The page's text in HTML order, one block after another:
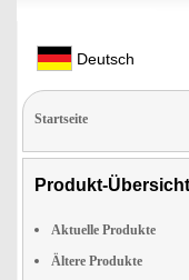
Deutsch
Startseite
Produkt-
Aktuelle Produkte
Ältere Produkte